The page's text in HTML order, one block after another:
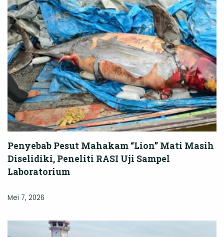
Penyebab Pesut Mahakam “Lion” Mati Masih
Diselidiki, Peneliti RASI Uji Sampel
Laboratorium
Mei 7, 2026